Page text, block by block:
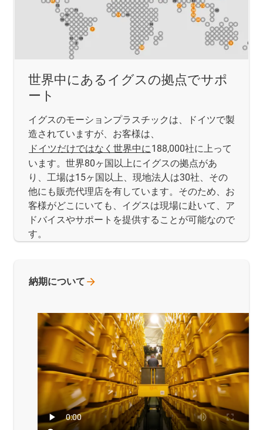
世界中にあるイグスの拠点でサポ
ート
イグスのモーションプラスチックは、ドイツで製
造されていますが、お客様は、
ドイツだけではなく世界中に188,000社に上って
います。世界80ヶ国以上にイグスの拠点があ
り、工場は15ヶ国以上、現地法人は30社、その
他にも販売代理店を有しています。そのため、お
客様がどこにいても、イグスは現場に赴いて、ア
ドバイスやサポートを提供することが可能なので
す。
納期について